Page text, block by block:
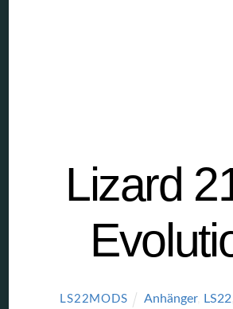
Lizard
LS22MODS Anhänger, LS22